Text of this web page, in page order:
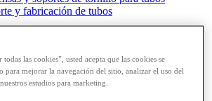
y fabricación de tubos
las cookies”, usted acepta que las cookies se
para mejorar la navegación del sitio, analizar el uso del
estudios para marketing.